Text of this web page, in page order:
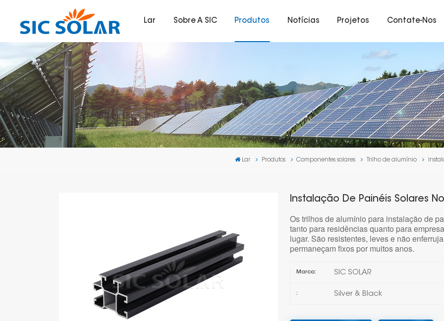
Lar Sobre A SIC Produtos Notícias Projetos Contate-Nos
Lar Produtos Componentes solares Trilho de alumínio
Instalação De Painéis Solares
Os trilhos de alumínio para instalação de
tanto para residências quanto para
lugar. São resistentes, leves e não
permaneçam fixos por muitos anos.
Marca: SIC SOLAR
: Silver & Black